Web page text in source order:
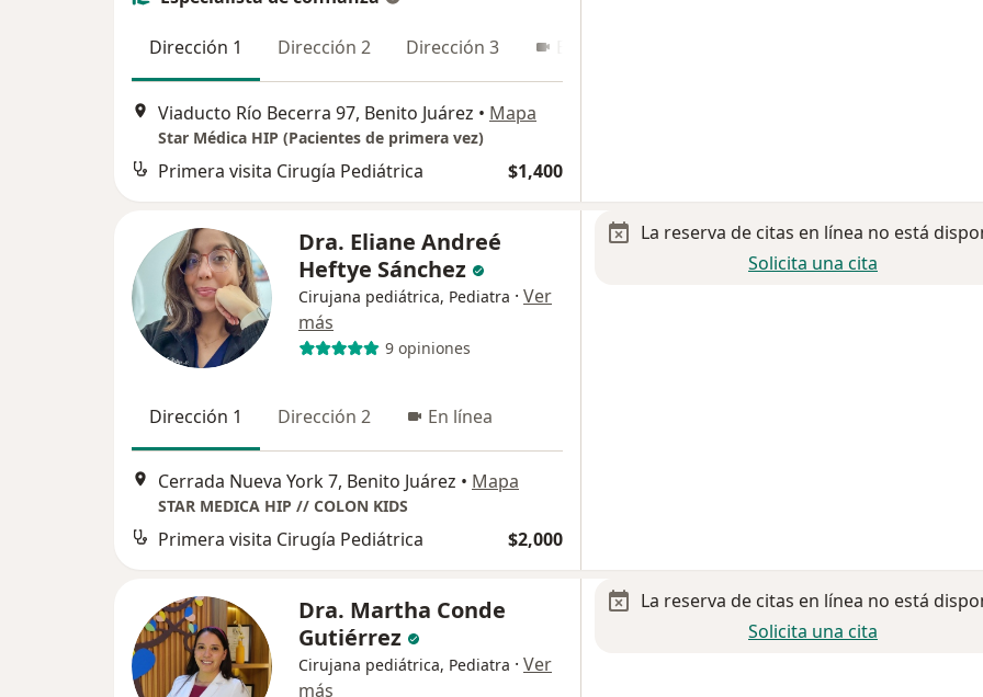
Dirección 1 Dirección 2 Dirección 3
Viaducto Río Becerra 97, Benito Juárez • Mapa
Star Médica HIP (Pacientes de primera vez)
Primera visita Cirugía Pediátrica $1,400
Dra. Eliane Andreé
Heftye Sánchez
Cirujana pediátrica, Pediatra · Ver
más
9 opiniones
Dirección 1 Dirección 2 En línea
Cerrada Nueva York 7, Benito Juárez • Mapa
STAR MEDICA HIP // COLON KIDS
Primera visita Cirugía Pediátrica $2,000
La reserva de citas en línea no está
Solicita una cita
Dra. Martha Conde
Gutiérrez
Cirujana pediátrica, Pediatra · Ver
más
La reserva de citas en línea no está
Solicita una cita